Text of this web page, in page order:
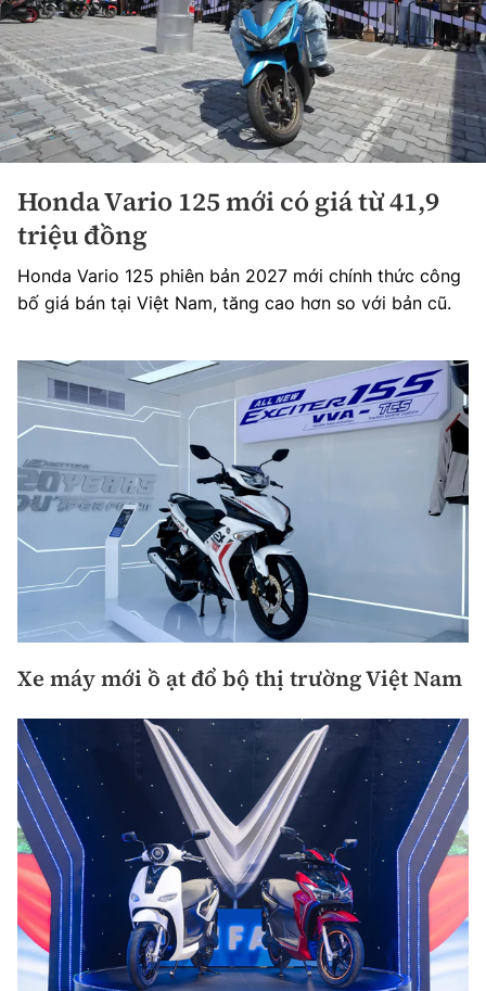
Honda Vario 125 mới có giá từ 41,9
triệu đồng
Honda Vario 125 phiên bản 2027 mới chính thức công
bố giá bán tại Việt Nam, tăng cao hơn so với bản cũ.
Xe máy mới ồ ạt đổ bộ thị trường Việt Nam